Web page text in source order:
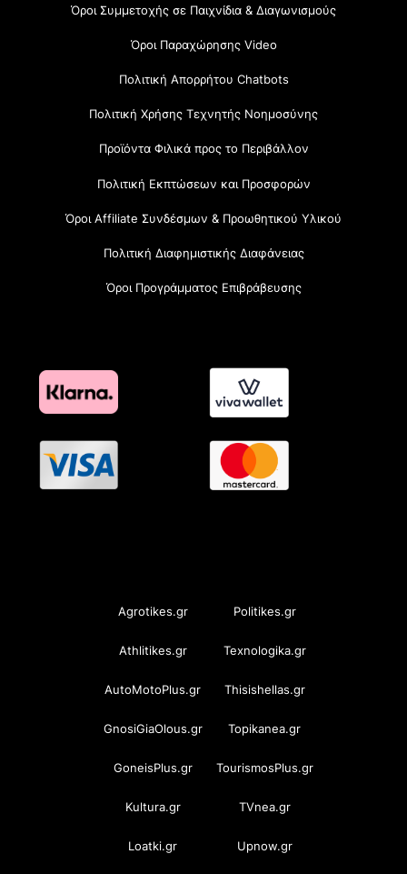
Όροι Συμμετοχής σε Παιχνίδια & Διαγωνισμούς
Όροι Παραχώρησης Video
Πολιτική Απορρήτου Chatbots
Πολιτική Χρήσης Τεχνητής Νοημοσύνης
Προϊόντα Φιλικά προς το Περιβάλλον
Πολιτική Εκπτώσεων και Προσφορών
Όροι Affiliate Συνδέσμων & Προωθητικού Υλικού
Πολιτική Διαφημιστικής Διαφάνειας
Όροι Προγράμματος Επιβράβευσης
Agrotikes.gr Politikes.gr
Athlitikes.gr Texnologika.gr
AutoMotoPlus.gr Thisishellas.gr
GnosiGiaOlous.gr Topikanea.gr
GoneisPlus.gr TourismosPlus.gr
Kultura.gr TVnea.gr
Loatki.gr Upnow.gr